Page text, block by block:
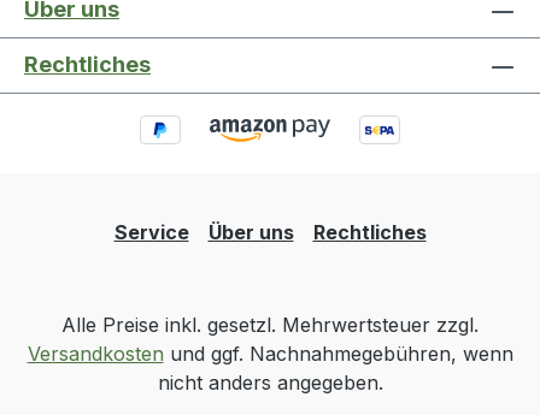
Über uns
Rechtliches
Service Über uns Rechtliches
Alle Preise inkl. gesetzl. Mehrwertsteuer zzgl.
Versandkosten und ggf. Nachnahmegebühren, wenn
nicht anders angegeben.